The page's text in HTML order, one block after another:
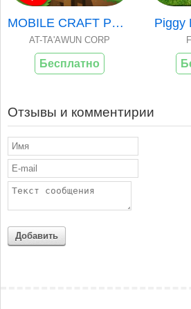
MOBILE CRAFT PREMI..
AT-TA'AWUN CORP
Бесплатно
Piggy
Отзывы и комментирии
Добавить